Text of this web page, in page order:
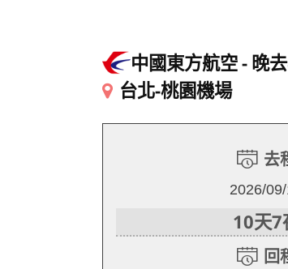
中國東方航空 晚
台北-桃園機場
去
2026/
10天7
回